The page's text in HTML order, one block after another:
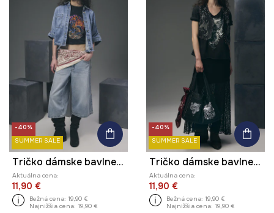
-40%
SUMMER SALE
Tričko dámske bavlnené z kolekcie Tattoo Art by Marcel Ustowski (MUS TATTOO)
Aktuálna cena:
11,90 €
Bežná cena: 19,90 €
Najnižšia cena: 19,90 €
-40%
SUMMER SALE
Tričko dámske bavlnené s potlačou z kolekcie Tattoo Art by Mattia Provezza
Aktuálna cena:
11,90 €
Bežná cena: 19,90 €
Najnižšia cena: 19,90 €